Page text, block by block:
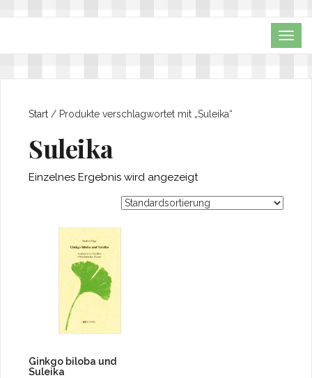
Start / Produkte verschlagwortet mit „Suleika“
Suleika
Einzelnes Ergebnis wird angezeigt
Ginkgo biloba und
Suleika